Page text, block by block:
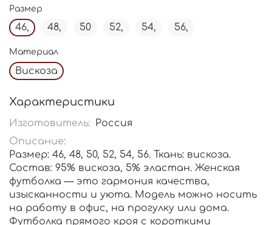
Размер
46, 48, 50 52, 54, 56,
Материал
Вискоза
Характеристики
Изготовитель:
Россия
Описание:
Размер: 46, 48, 50, 52, 54, 56. Ткань: вискоза.
Состав: 95% вискоза, 5% эластан. Женская
футболка — это гармония качества,
изысканности и уюта. Модель можно носить
на работу в офис, на прогулку или дома.
Футболка прямого кроя с короткими